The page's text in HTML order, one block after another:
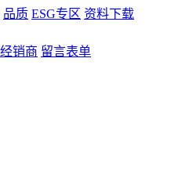
品质 ESG专区 资料下载
销商 留言表单